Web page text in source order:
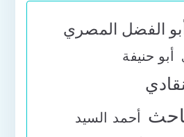
الفضل المصري
أبو حنيفة
أحمد السيد